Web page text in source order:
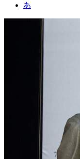
あ